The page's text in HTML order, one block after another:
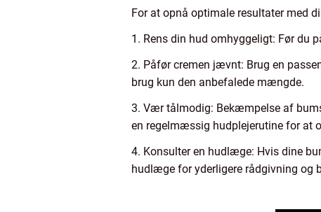
For at opnå optimale resultater med
1. Rens din hud omhyggeligt: Før du
2. Påfør cremen jævnt: Brug en
brug kun den anbefalede mængde.
3. Vær tålmodig: Bekæmpelse af
en regelmæssig hudplejerutine for at
4. Konsulter en hudlæge: Hvis dine
hudlæge for yderligere rådgivning og